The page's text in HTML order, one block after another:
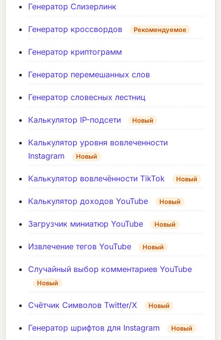
Генератор Слизерлинк
Генератор кроссвордов Рекомендуемое
Генератор криптограмм
Генератор перемешанных слов
Генератор словесных лестниц
Калькулятор IP-подсети Новый
Калькулятор уровня вовлеченности
Instagram
Новый
Калькулятор вовлечённости TikTok Новый
Калькулятор доходов YouTube Новый
Загрузчик миниатюр YouTube Новый
Извлечение тегов YouTube Новый
Случайный выбор комментариев YouTube
Новый
Счётчик Символов Twitter/X Новый
Генератор шрифтов для Instagram Новый